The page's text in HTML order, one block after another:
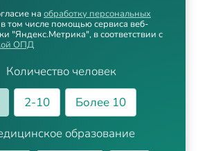
Количество человек
2-10
Более 10
образование
на обработку персональных
том числе помощью сервиса веб-
"Яндекс.Метрика", в соответствии с
ОПД